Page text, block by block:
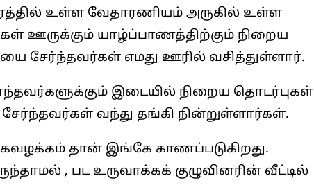
உள்ள வேதாரணியம் அருகில் உள்ள
ஊருக்கும் யாழ்ப்பாணத்திற்கும் நிறைய
சேர்ந்தவர்கள் எமது ஊரில் வசித்துள்ளார்.
இடையில் நிறைய தொடர்புகள்
வந்து தங்கி நின்றுள்ளார்கள்.
தான் இங்கே காணப்படுகிறது.
, பட உருவாக்கக் குழுவினரின் வீட்டில்